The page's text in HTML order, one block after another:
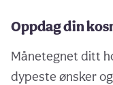
Oppdag din
Månetegnet ditt
dypeste ønsker